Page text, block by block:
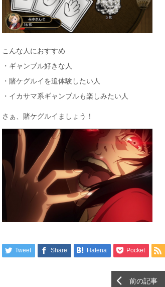
こんな人におすすめ
・ギャンブル好きな人
・賭ケグルイを追体験したい人
・イカサマ系ギャンブルも楽しみたい人
さぁ、賭ケグルイましょう！
Tweet Share Hatena Pocket
前の記事